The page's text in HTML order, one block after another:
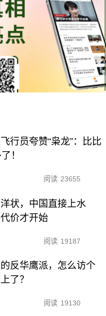
行员夸赞“枭龙”：比比
！
阅读 23655
状，中国直接上水
价才开始
阅读 19187
反华鹰派，怎么访个
了？
阅读 19130